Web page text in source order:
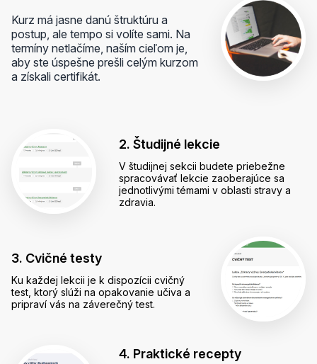
Kurz má jasne danú štruktúru a
postup, ale tempo si volíte sami. Na
termíny netlačíme, naším cieľom je,
aby ste úspešne prešli celým kurzom
a získali certifikát.
2. Študijné lekcie
V študijnej sekcii budete priebežne
spracovávať lekcie zaoberajúce sa
jednotlivými témami v oblasti stravy a
zdravia.
3. Cvičné testy
Ku každej lekcii je k dispozícii cvičný
test, ktorý slúži na opakovanie učiva a
pripraví vás na záverečný test.
4. Praktické recepty